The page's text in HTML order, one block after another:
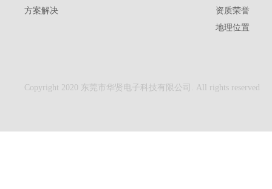
方案解决
资质荣誉
地理位置
Copyright 2020 东莞市华贤电子科技有限公司. All rights reserved